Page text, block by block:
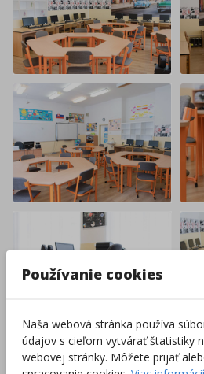
Nakupovať nábytok
Používanie cookies
Naša webová stránka používa
údajov s cieľom vytvárať štatistiky
webovej stránky. Môžete prijať